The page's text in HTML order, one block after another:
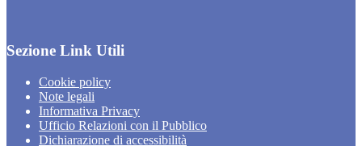
Sezione Link Utili
Cookie policy
Note legali
Informativa Privacy
Ufficio Relazioni con il Pubblico
Dichiarazione di accessibilità